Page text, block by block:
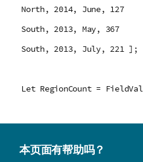
North, 2014, June, 127
South, 2013, May, 367
South, 2013, July, 221 ];
Let RegionCount =
本页面有帮助吗？